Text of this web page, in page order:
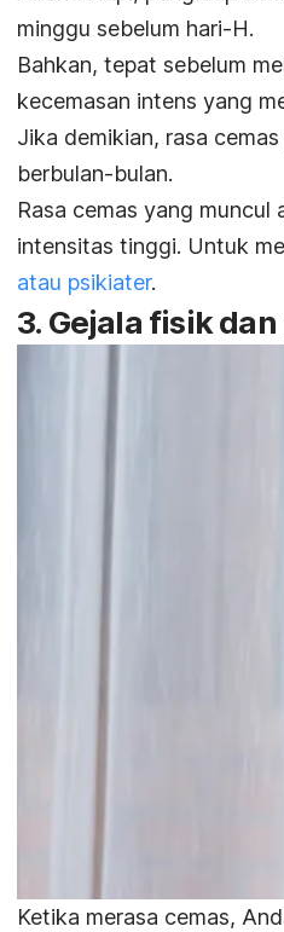
minggu sebelum hari-H.
Bahkan, tepat sebelum
kecemasan intens yang
Jika demikian, rasa
berbulan-bulan.
Rasa cemas yang
intensitas tinggi. Untuk
atau psikiater.
3. Gejala fisik
Ketika merasa cemas,